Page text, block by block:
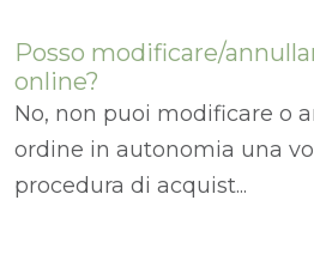
Posso modificare/
online?
No, non puoi modificare o
ordine in autonomia una
procedura di acquist...